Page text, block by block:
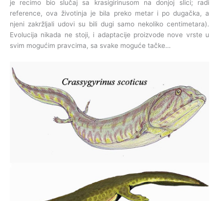
je recimo bio slučaj sa krasigirinusom na donjoj slici; radi
reference, ova životinja je bila preko metar i po dugačka, a
njeni zakržljali udovi su bili dugi samo nekoliko centimetara).
Evolucija nikada ne stoji, i adaptacije proizvode nove vrste u
svim mogućim pravcima, sa svake moguće tačke…